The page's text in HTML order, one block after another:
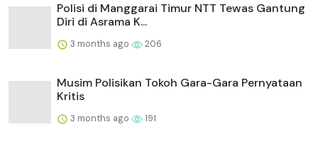
Polisi di Manggarai Timur NTT Tewas Gantung
Diri di Asrama K...
3 months ago 206
Musim Polisikan Tokoh Gara-Gara Pernyataan
Kritis
3 months ago 191